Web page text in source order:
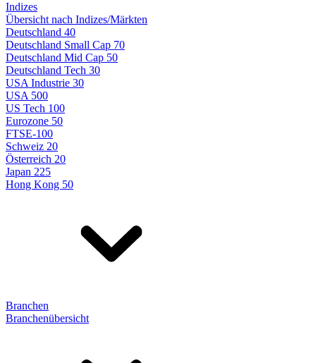
Indizes
Übersicht nach Indizes/Märkten
Deutschland 40
Deutschland Small Cap 70
Deutschland Mid Cap 50
Deutschland Tech 30
USA Industrie 30
USA 500
US Tech 100
Eurozone 50
FTSE-100
Schweiz 20
Österreich 20
Japan 225
Hong Kong 50
Branchen
Branchenübersicht